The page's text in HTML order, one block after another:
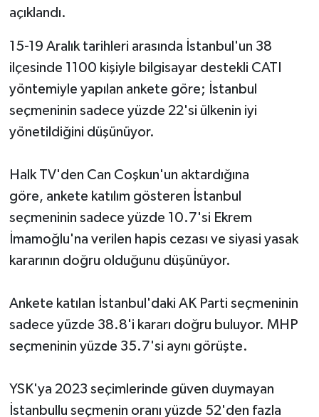
açıklandı.
15-19 Aralık tarihleri arasında İstanbul'un 38
ilçesinde 1100 kişiyle bilgisayar destekli CATI
yöntemiyle yapılan ankete göre; İstanbul
seçmeninin sadece yüzde 22'si ülkenin iyi
yönetildiğini düşünüyor.
Halk TV'den Can Coşkun'un aktardığına
göre, ankete katılım gösteren İstanbul
seçmeninin sadece yüzde 10.7'si Ekrem
İmamoğlu'na verilen hapis cezası ve siyasi yasak
kararının doğru olduğunu düşünüyor.
Ankete katılan İstanbul'daki AK Parti seçmeninin
sadece yüzde 38.8'i kararı doğru buluyor. MHP
seçmeninin yüzde 35.7'si aynı görüşte.
YSK'ya 2023 seçimlerinde güven duymayan
İstanbullu seçmenin oranı yüzde 52'den fazla